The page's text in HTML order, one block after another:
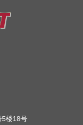
5楼18号